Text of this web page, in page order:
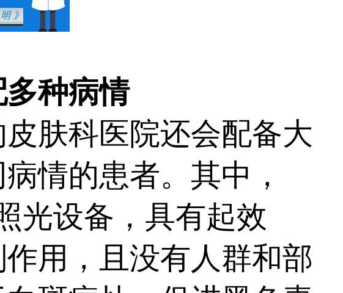
种病情
肤科医院还会配备大
情的患者。其中，
光设备，具有起效
用，且没有人群和部